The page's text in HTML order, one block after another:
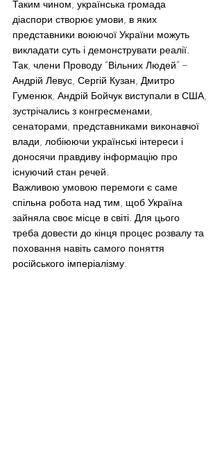
Таким чином, українська громада
діаспори створює умови, в яких
представники воюючої України можуть
викладати суть і демонструвати реалії.
Так, члени Проводу “Вільних Людей” –
Андрій Левус, Сергій Кузан, Дмитро
Гуменюк, Андрій Бойчук виступали в США,
зустрічались з конгресменами,
сенаторами, представниками виконавчої
влади, лобіюючи українські інтереси і
доносячи правдиву інформацію про
існуючий стан речей.
Важливою умовою перемоги є саме
спільна робота над тим, щоб Україна
зайняла своє місце в світі. Для цього
треба довести до кінця процес розвалу та
поховання навіть самого поняття
російського імперіалізму.